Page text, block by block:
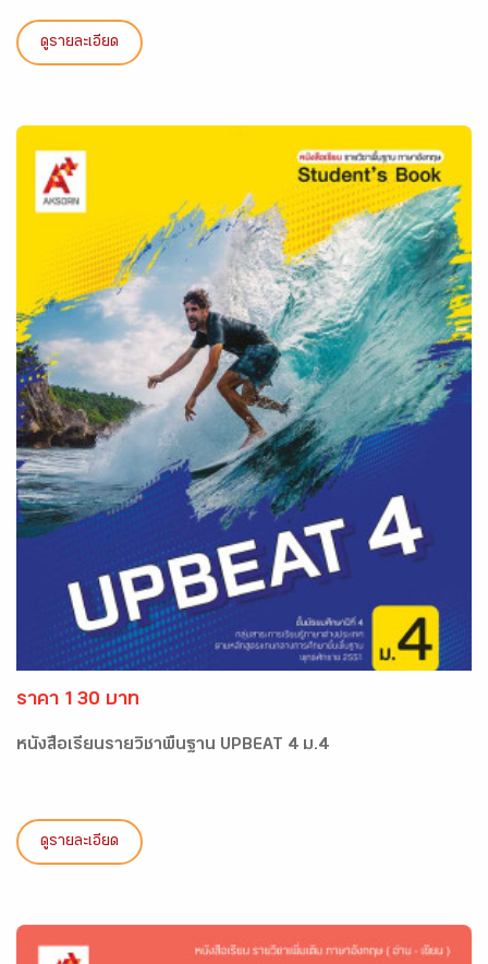
ดูรายละเอียด
ราคา 130 บาท
หนังสือเรียนรายวิชาพื้นฐาน UPBEAT 4 ม.4
ดูรายละเอียด